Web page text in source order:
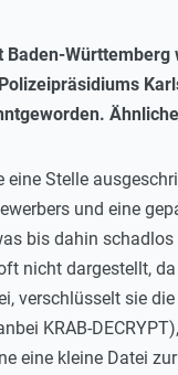
Stelle
und eine
bis dahin
nicht dargestellt,
verschlüsselt sie
KRAB-
eine kleine Datei